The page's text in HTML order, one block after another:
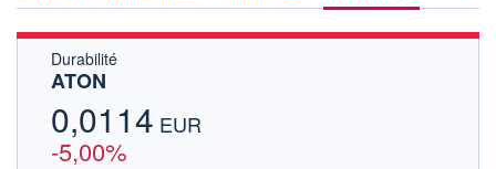
Durabilité
ATON
0,0114 EUR
-5,00%